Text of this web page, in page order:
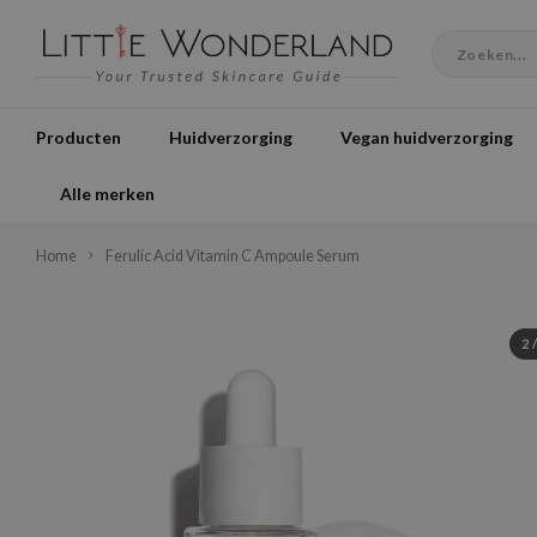
Producten Huidverzorging Vegan huidverzorging
Alle merken
Home Ferulic Acid Vitamin C Ampoule Serum
2